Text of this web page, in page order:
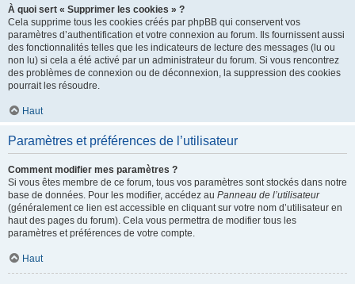
À quoi sert « Supprimer les cookies » ?
Cela supprime tous les cookies créés par phpBB qui conservent vos
paramètres d’authentification et votre connexion au forum. Ils fournissent aussi
des fonctionnalités telles que les indicateurs de lecture des messages (lu ou
non lu) si cela a été activé par un administrateur du forum. Si vous rencontrez
des problèmes de connexion ou de déconnexion, la suppression des cookies
pourrait les résoudre.
Haut
Paramètres et préférences de l’utilisateur
Comment modifier mes paramètres ?
Si vous êtes membre de ce forum, tous vos paramètres sont stockés dans notre
base de données. Pour les modifier, accédez au Panneau de l’utilisateur
(généralement ce lien est accessible en cliquant sur votre nom d’utilisateur en
haut des pages du forum). Cela vous permettra de modifier tous les
paramètres et préférences de votre compte.
Haut